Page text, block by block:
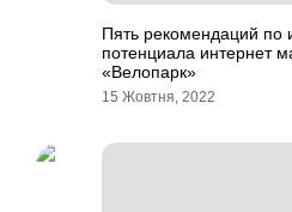
Пять рекомендаций по
потенциала интернет
«Велопарк»
15 Жовтня, 2022